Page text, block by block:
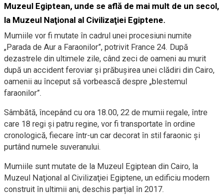
Muzeul Egiptean, unde se află de mai mult de un secol,
la Muzeul Naţional al Civilizaţiei Egiptene.
Mumiile vor fi mutate în cadrul unei procesiuni numite
„Parada de Aur a Faraonilor”, potrivit France 24. După
dezastrele din ultimele zile, când zeci de oameni au murit
după un accident feroviar și prăbușirea unei clădiri din Cairo,
oamenii au început să vorbească despre „blestemul
faraonilor”.
Sâmbătă, începând cu ora 18.00, 22 de mumii regale, între
care 18 regi şi patru regine, vor fi transportate în ordine
cronologică, fiecare într-un car decorat în stil faraonic şi
purtând numele suveranului.
Mumiile sunt mutate de la Muzeul Egiptean din Cairo, la
Muzeul Naţional al Civilizaţiei Egiptene, un edificiu modern
construit în ultimii ani, deschis parțial în 2017.